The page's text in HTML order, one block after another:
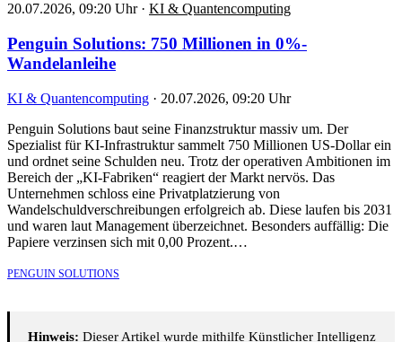
20.07.2026, 09:20 Uhr · KI & Quantencomputing
Penguin Solutions: 750 Millionen in 0%-
Wandelanleihe
KI & Quantencomputing · 20.07.2026, 09:20 Uhr
Penguin Solutions baut seine Finanzstruktur massiv um. Der
Spezialist für KI-Infrastruktur sammelt 750 Millionen US-Dollar ein
und ordnet seine Schulden neu. Trotz der operativen Ambitionen im
Bereich der „KI-Fabriken“ reagiert der Markt nervös. Das
Unternehmen schloss eine Privatplatzierung von
Wandelschuldverschreibungen erfolgreich ab. Diese laufen bis 2031
und waren laut Management überzeichnet. Besonders auffällig: Die
Papiere verzinsen sich mit 0,00 Prozent.…
PENGUIN SOLUTIONS
Hinweis: Dieser Artikel wurde mithilfe Künstlicher Intelligenz